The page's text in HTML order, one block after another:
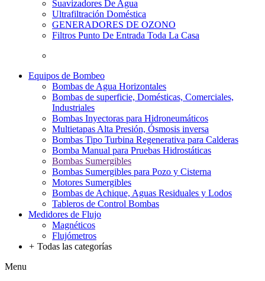
Suavizadores De Agua
Ultrafiltración Doméstica
GENERADORES DE OZONO
Filtros Punto De Entrada Toda La Casa
Equipos de Bombeo
Bombas de Agua Horizontales
Bombas de superficie, Domésticas, Comerciales,
Industriales
Bombas Inyectoras para Hidroneumáticos
Multietapas Alta Presión, Ósmosis inversa
Bombas Tipo Turbina Regenerativa para Calderas
Bomba Manual para Pruebas Hidrostáticas
Bombas Sumergibles
Bombas Sumergibles para Pozo y Cisterna
Motores Sumergibles
Bombas de Achique, Aguas Residuales y Lodos
Tableros de Control Bombas
Medidores de Flujo
Magnéticos
Flujómetros
+ Todas las categorías
Menu